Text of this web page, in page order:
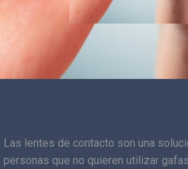
Las lentes de contacto son una
personas que no quieren utilizar